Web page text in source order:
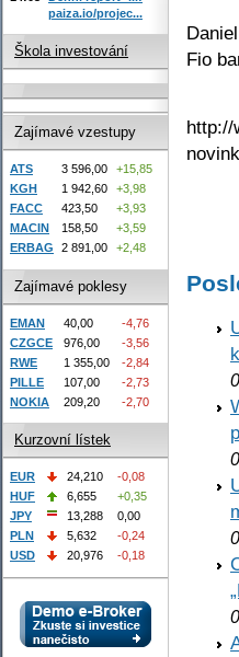
Fio
http://
paiza.io/projec...
Škola investování
Zajímavé vzestupy
ATS 3 596,00
+15,85
KGH
1 942,60
+3,98
FACC
423,50
+3,93
MACIN
158,50
+3,59
ERBAG
2 891,00 +2,48
Zajímavé poklesy
EMAN 40,00
-4,76
CZGCE
976,00
-3,56
RWE
1 355,00
-2,84
PILLE
107,00
-2,73
NOKIA
209,20 -2,70
Kurzovní lístek
EUR 24,210
-0,08
HUF
6,655
+0,35
JPY
13,288
0,00
PLN
5,632
-0,24
USD
20,976 -0,18